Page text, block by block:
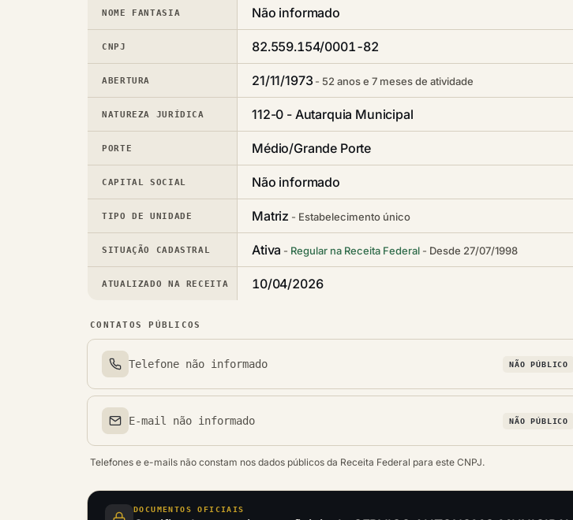
NOME FANTASIA Não informado
CNPJ 82.559.154/0001-82
ABERTURA 21/11/1973 52 anos e 7 meses de atividade
NATUREZA JURÍDICA 112-0 - Autarquia Municipal
PORTE Médio/Grande Porte
CAPITAL SOCIAL Não informado
TIPO DE UNIDADE Matriz Estabelecimento único
SITUAÇÃO CADASTRAL Ativa Regular na Receita Federal Desde 27/07/1998
ATUALIZADO NA RECEITA 10/04/2026
CONTATOS PÚBLICOS
Telefone(s)
Telefone não informado NÃO PÚBLICO
Email(s)
E-mail não informado NÃO PÚBLICO
Telefones e e-mails não constam nos dados públicos da Receita Federal para este CNPJ.
DOCUMENTOS OFICIAIS